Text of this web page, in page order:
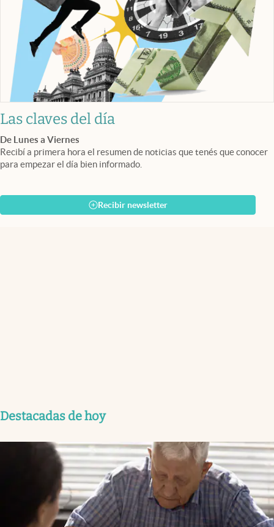
Las claves del día
De Lunes a Viernes
Recibí a primera hora el resumen de noticias que tenés que conocer
para empezar el día bien informado.
Recibir newsletter
Destacadas de hoy